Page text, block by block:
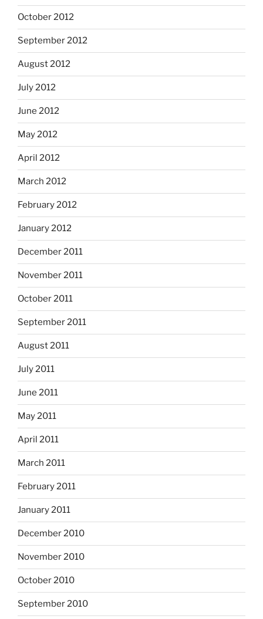
October 2012
September 2012
August 2012
July 2012
June 2012
May 2012
April 2012
March 2012
February 2012
January 2012
December 2011
November 2011
October 2011
September 2011
August 2011
July 2011
June 2011
May 2011
April 2011
March 2011
February 2011
January 2011
December 2010
November 2010
October 2010
September 2010